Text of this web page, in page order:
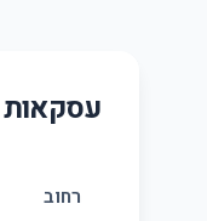
עסקאות
רחוב